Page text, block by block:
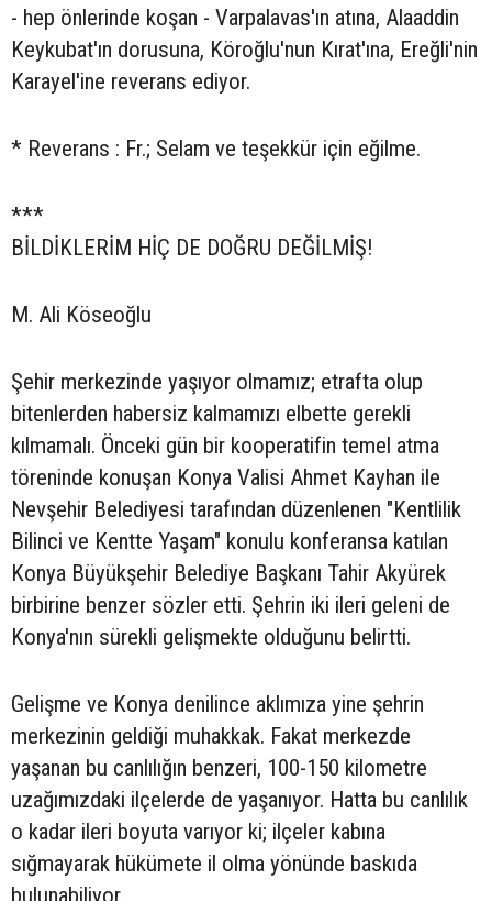
- hep önlerinde koşan - Varpalavas'ın atına, Alaaddin
Keykubat'ın dorusuna, Köroğlu'nun Kırat'ına, Ereğli'nin
Karayel'ine reverans ediyor.
* Reverans : Fr.; Selam ve teşekkür için eğilme.
***
BİLDİKLERİM HİÇ DE DOĞRU DEĞİLMİŞ!
M. Ali Köseoğlu
Şehir merkezinde yaşıyor olmamız; etrafta olup
bitenlerden habersiz kalmamızı elbette gerekli
kılmamalı. Önceki gün bir kooperatifin temel atma
töreninde konuşan Konya Valisi Ahmet Kayhan ile
Nevşehir Belediyesi tarafından düzenlenen "Kentlilik
Bilinci ve Kentte Yaşam" konulu konferansa katılan
Konya Büyükşehir Belediye Başkanı Tahir Akyürek
birbirine benzer sözler etti. Şehrin iki ileri geleni de
Konya'nın sürekli gelişmekte olduğunu belirtti.
Gelişme ve Konya denilince aklımıza yine şehrin
merkezinin geldiği muhakkak. Fakat merkezde
yaşanan bu canlılığın benzeri, 100-150 kilometre
uzağımızdaki ilçelerde de yaşanıyor. Hatta bu canlılık
o kadar ileri boyuta varıyor ki; ilçeler kabına
sığmayarak hükümete il olma yönünde baskıda
bulunabiliyor.